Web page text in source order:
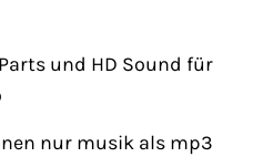
und HD Sound für
nur musik als mp3